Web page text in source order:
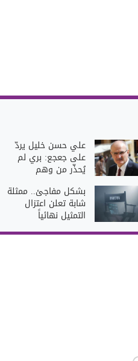
علي حسن خليل يردّ
على جعجع: بري لم
يُحذّر من وهم
بشكل مفاجئ.. ممثلة
شابة تعلن اعتزال
التمثيل نهائياً